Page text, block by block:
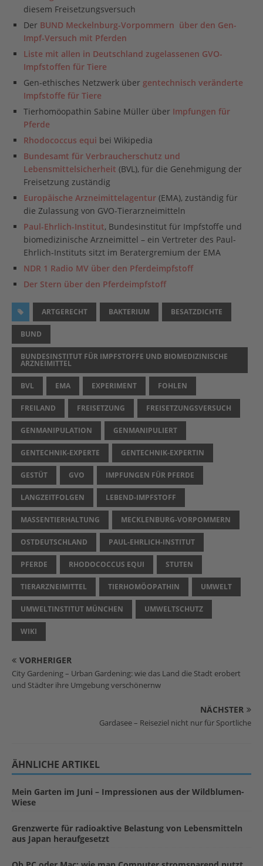
diesem Freisetzungsversuch
Der BUND Meckelnburg-Vorpommern über den Gen-
Impf-Versuch mit Pferden
Liste mit allen in Deutschland zugelassenen GVO-
Impfstoffen für Tiere
Gen-ethisches Netzwerk über gentechnisch veränderte
Impfstoffe für Tiere
Tierhomöopathin Sabine Müller über Impfungen für
Pferde
Rhodococcus equi bei Wikipedia
Bundesamt für Verbraucherschutz und
Lebensmittelsicherheit (BVL), für die Genehmigung der
Freisetzung zuständig
Europäische Arzneimittelagentur (EMA), zuständig für
die Zulassung von GVO-Tierarzneimitteln
Paul-Ehrlich-Institut, Bundesinstitut für Impfstoffe und
biomedizinische Arzneimittel – ein Vertreter des Paul-
Ehrlich-Instituts sitzt im Beratergremium der EMA
NDR 1 Radio MV über den Pferdeimpfstoff
Der Stern über den Pferdeimpfstoff
ARTGERECHT BAKTERIUM BESATZDICHTE
BUND
BUNDESINSTITUT FÜR IMPFSTOFFE UND BIOMEDIZINISCHE
ARZNEIMITTEL
BVL EMA EXPERIMENT FOHLEN
FREILAND FREISETZUNG FREISETZUNGSVERSUCH
GENMANIPULATION GENMANIPULIERT
GENTECHNIK-EXPERTE GENTECHNIK-EXPERTIN
GESTÜT GVO IMPFUNGEN FÜR PFERDE
LANGZEITFOLGEN LEBEND-IMPFSTOFF
MASSENTIERHALTUNG MECKLENBURG-VORPOMMERN
OSTDEUTSCHLAND PAUL-EHRLICH-INSTITUT
PFERDE RHODOCOCCUS EQUI STUTEN
TIERARZNEIMITTEL TIERHOMÖOPATHIN UMWELT
UMWELTINSTITUT MÜNCHEN UMWELTSCHUTZ
WIKI
VORHERIGER
City Gardening – Urban Gardening: wie das Land die Stadt erobert
und Städter ihre Umgebung verschönernw
NÄCHSTER
Gardasee – Reiseziel nicht nur für Sportliche
ÄHNLICHE ARTIKEL
Mein Garten im Juni – Impressionen aus der Wildblumen-
Wiese
Grenzwerte für radioaktive Belastung von Lebensmitteln
aus Japan heraufgesetzt